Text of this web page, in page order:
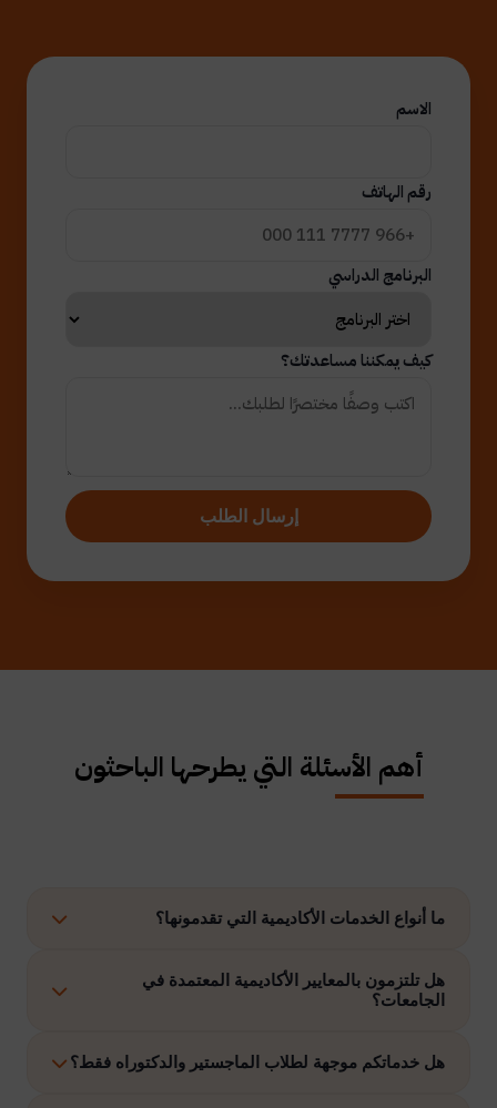
الاسم
رقم الهاتف
البرنامج الدراسي
كيف يمكننا مساعدتك؟
إرسال الطلب
أهم الأسئلة التي يطرحها الباحثون
ما أنواع الخدمات الأكاديمية التي تقدمونها؟
نوفر حلولًا متكاملة تشمل إعداد الرسائل العلمية، الاستشارات
الأكاديمية، التحليل الإحصائي، إعداد خطة البحث، نشر الأبحاث،
هل تلتزمون بالمعايير الأكاديمية المعتمدة في
الجامعات؟
نعم، نلتزم بتنفيذ جميع الأعمال وفق ضوابط الدراسات العليا
هل خدماتكم موجهة لطلاب الماجستير والدكتوراه فقط؟